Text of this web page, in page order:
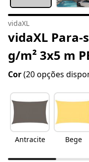
vidaXL
vidaXL Para-
g/m² 3x5 m
Cor(20 opções
Antracite Bege